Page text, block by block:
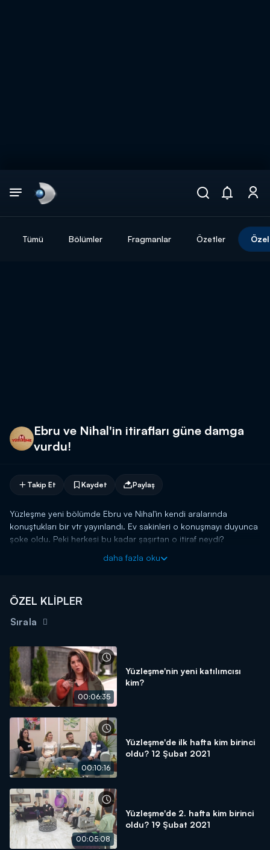
Tümü Bölümler Fragmanlar Özetler
Ebru ve Nihal'in itirafları güne damga
vurdu!
Takip Et Kaydet Paylaş
Yüzleşme yeni bölümde Ebru ve Nihal'in kendi aralarında
konuştukları bir vtr yayınlandı. Ev sakinleri o konuşmayı duyunca
şoke oldu. Peki herkesi bu kadar şaşırtan o itiraf neydi?
Birbirini tanımayan yedi farklı kişinin sağlık sorunları ve hayata
daha fazla oku
ÖZEL KLİPLER
Sırala
00:06:35
Yüzleşme'nin yeni katılımcısı
kim?
00:10:16
Yüzleşme'de ilk hafta kim birinci
oldu? 12 Şubat 2021
00:05:08
Yüzleşme'de 2. hafta kim birinci
oldu? 19 Şubat 2021